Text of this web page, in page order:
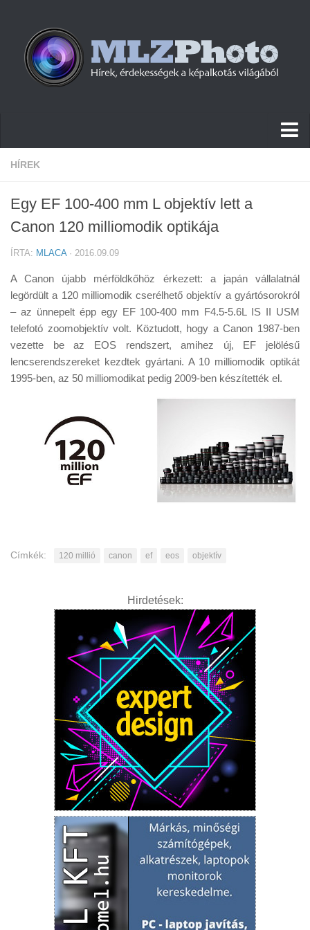
Hírek
Cikkek
Tudástár
Tanácsok
Érdekességek
Helyszíni Riport
HÍREK
Egy EF 100-400 mm L objektív lett a
Canon 120 milliomodik optikája
ÍRTA: MLACA· 2016.09.09
A Canon újabb mérföldkőhöz érkezett: a japán vállalatnál
legördült a 120 milliomodik cserélhető objektív a gyártósorokról
– az ünnepelt épp egy EF 100-400 mm F4.5-5.6L IS II USM
telefotó zoomobjektív volt. Köztudott, hogy a Canon 1987-ben
vezette be az EOS rendszert, amihez új, EF jelölésű
lencserendszereket kezdtek gyártani. A 10 milliomodik optikát
1995-ben, az 50 milliomodikat pedig 2009-ben készítették el.
Címkék: 120 millió canon ef eos objektív
Hirdetések: